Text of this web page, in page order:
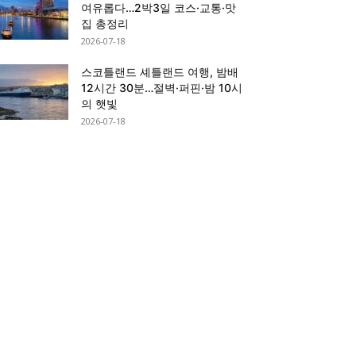
여유롭다…2박3일 코스·교통·맛
집 총정리
2026-07-18
스코틀랜드 셰틀랜드 여행, 밤배
12시간 30분…절벽·퍼핀·밤 10시
의 햇빛
2026-07-18